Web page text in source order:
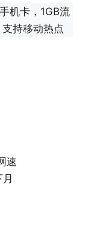
机卡，1GB流
持移动热点
速